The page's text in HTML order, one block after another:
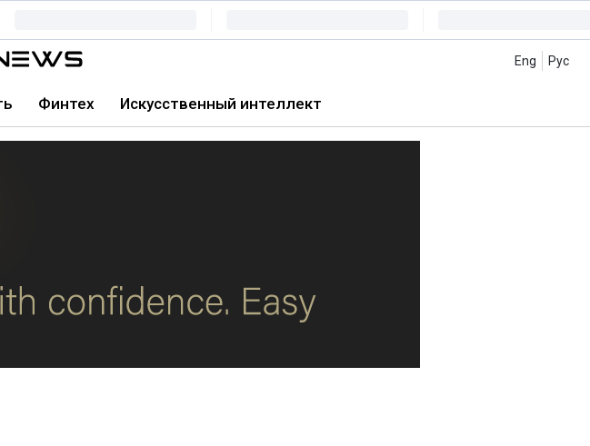
Eng Рус
Финтех Искусственный интеллект